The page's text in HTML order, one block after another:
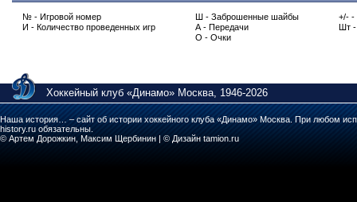
№ - Игровой номер
И - Количество проведенных игр
Ш - Заброшенные шайбы
А - Передачи
О - Очки
+/-
Шт -
Хоккейный клуб «Динамо» Москва, 1946-2026
Наша история… – сайт об истории хоккейного клуба «Динамо» Москва. При любом
history.ru обязательны.
© Артем Дорожкин, Максим Щербинин | © Дизайн tamion.ru